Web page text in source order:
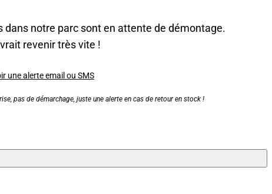
dans notre parc sont en attente de démontage.
revenir très vite !
une alerte email ou SMS
pas de démarchage, juste une alerte en cas de retour en stock !